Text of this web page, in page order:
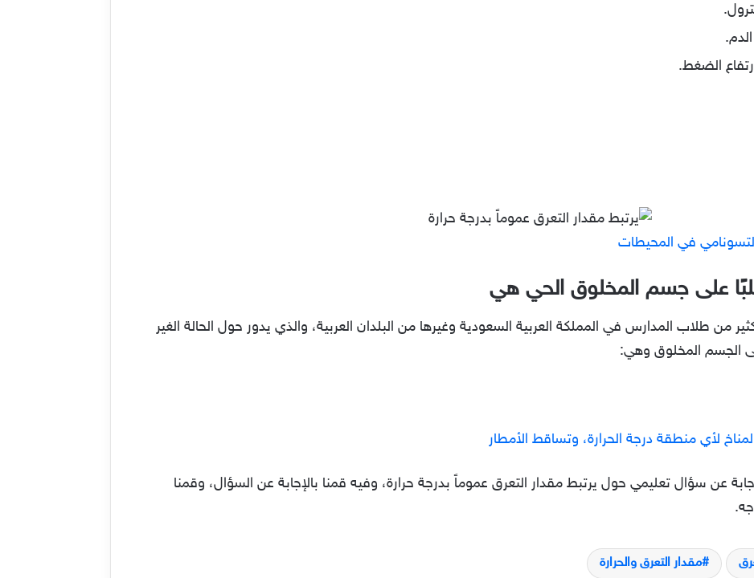
الضغط.
في المحيطات
على جسم المخلوق الحي هي
من طلاب المدارس في المملكة العربية السعودية وغيرها من البلدان العربية، والذي يدور حول الحالة الغير
الجسم المخلوق وهي:
لأي منطقة درجة الحرارة، وتساقط الأمطار
عن سؤال تعليمي حول يرتبط مقدار التعرق عموماً بدرجة حرارة، وفيه قمنا بالإجابة عن السؤال، وقمنا
مقدار التعرق والحرارة